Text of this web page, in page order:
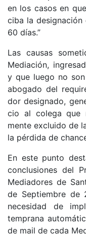
en los ca­sos en
ci­ba la
60 día­s.”
Las cau­sas
Me­dia­ció­n,
y que lue­go no
abo­ga­do del
dor de­sig­na­do,
cio al co­le­ga que
men­te ex­clui­do de
la pér­di­da de
En es­te pun­to
con­clu­sio­nes del
Me­dia­do­res de
de Sep­tiem­bre de
ne­ce­si­dad de
tem­pra­na
de mail de ca­da